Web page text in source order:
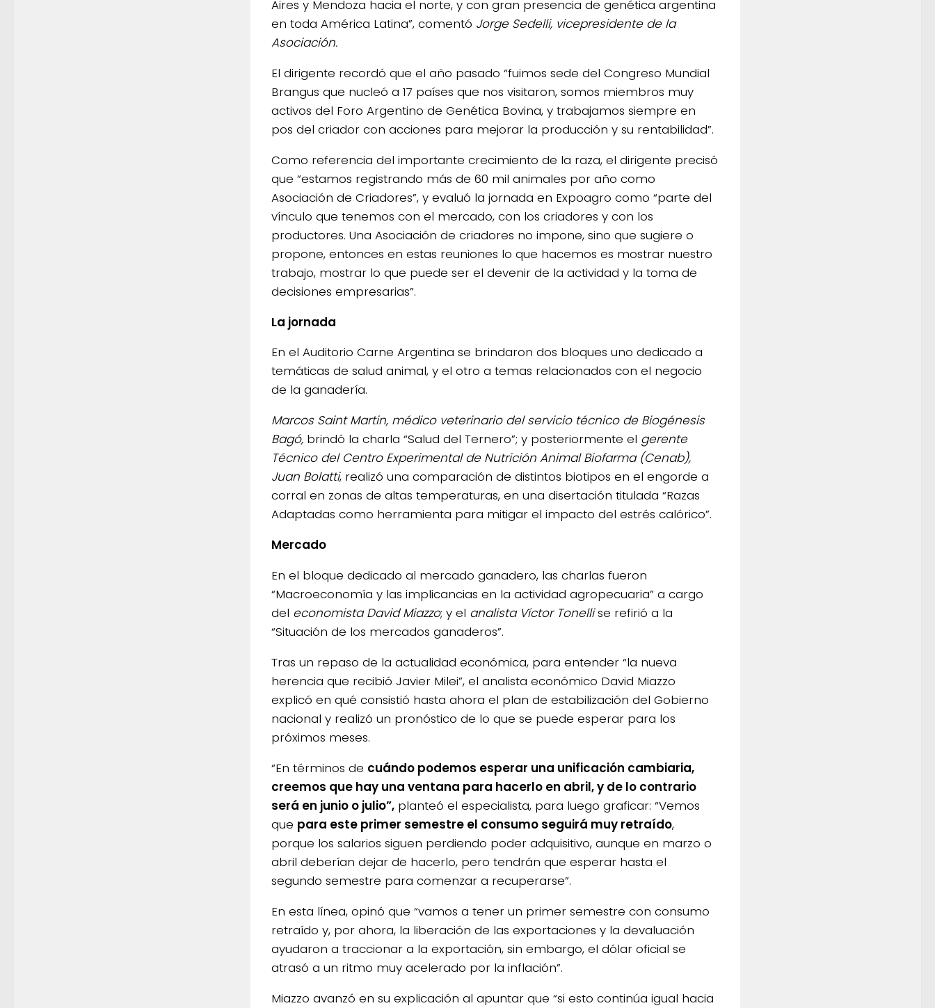
Aires y Mendoza hacia el norte, y con gran presencia de genética argentina
en toda América Latina”, comentó Jorge Sedelli, vicepresidente de la
Asociación.
El dirigente recordó que el año pasado “fuimos sede del Congreso Mundial
Brangus que nucleó a 17 países que nos visitaron, somos miembros muy
activos del Foro Argentino de Genética Bovina, y trabajamos siempre en
pos del criador con acciones para mejorar la producción y su rentabilidad”.
Como referencia del importante crecimiento de la raza, el dirigente precisó
que “estamos registrando más de 60 mil animales por año como
Asociación de Criadores”, y evaluó la jornada en Expoagro como “parte del
vínculo que tenemos con el mercado, con los criadores y con los
productores. Una Asociación de criadores no impone, sino que sugiere o
propone, entonces en estas reuniones lo que hacemos es mostrar nuestro
trabajo, mostrar lo que puede ser el devenir de la actividad y la toma de
decisiones empresarias”.
La jornada
En el Auditorio Carne Argentina se brindaron dos bloques uno dedicado a
temáticas de salud animal, y el otro a temas relacionados con el negocio
de la ganadería.
Marcos Saint Martin, médico veterinario del servicio técnico de Biogénesis
Bagó, brindó la charla “Salud del Ternero”; y posteriormente el gerente
Técnico del Centro Experimental de Nutrición Animal Biofarma (Cenab),
Juan Bolatti, realizó una comparación de distintos biotipos en el engorde a
corral en zonas de altas temperaturas, en una disertación titulada “Razas
Adaptadas como herramienta para mitigar el impacto del estrés calórico”.
Mercado
En el bloque dedicado al mercado ganadero, las charlas fueron
“Macroeconomía y las implicancias en la actividad agropecuaria” a cargo
del economista David Miazzo; y el analista Víctor Tonellise refirió a la
“Situación de los mercados ganaderos”.
Tras un repaso de la actualidad económica, para entender “la nueva
herencia que recibió Javier Milei”, el analista económico David Miazzo
explicó en qué consistió hasta ahora el plan de estabilización del Gobierno
nacional y realizó un pronóstico de lo que se puede esperar para los
próximos meses.
“En términos de cuándo podemos esperar una unificación cambiaria,
creemos que hay una ventana para hacerlo en abril, y de lo contrario
será en junio o julio”, planteó el especialista, para luego graficar: “Vemos
que para este primer semestre el consumo seguirá muy retraído,
porque los salarios siguen perdiendo poder adquisitivo, aunque en marzo o
abril deberían dejar de hacerlo, pero tendrán que esperar hasta el
segundo semestre para comenzar a recuperarse”.
En esta línea, opinó que “vamos a tener un primer semestre con consumo
retraído y, por ahora, la liberación de las exportaciones y la devaluación
ayudaron a traccionar a la exportación, sin embargo, el dólar oficial se
atrasó a un ritmo muy acelerado por la inflación”.
Miazzo avanzó en su explicación al apuntar que “si esto continúa igual hacia